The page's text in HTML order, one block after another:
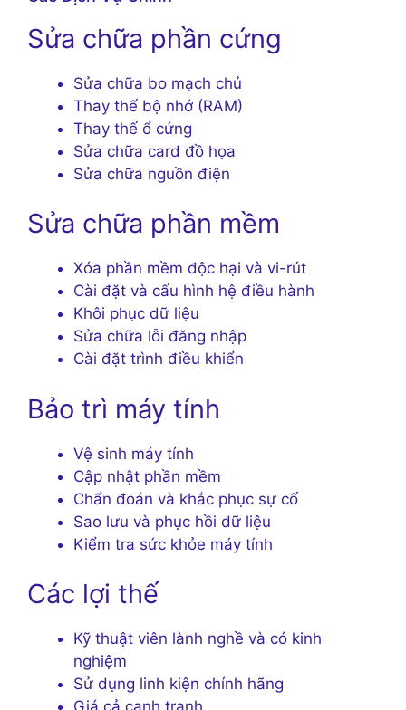
Sửa chữa phần cứng
Sửa chữa bo mạch chủ
Thay thế bộ nhớ (RAM)
Thay thế ổ cứng
Sửa chữa card đồ họa
Sửa chữa nguồn điện
Sửa chữa phần mềm
Xóa phần mềm độc hại và vi-rút
Cài đặt và cấu hình hệ điều hành
Khôi phục dữ liệu
Sửa chữa lỗi đăng nhập
Cài đặt trình điều khiển
Bảo trì máy tính
Vệ sinh máy tính
Cập nhật phần mềm
Chẩn đoán và khắc phục sự cố
Sao lưu và phục hồi dữ liệu
Kiểm tra sức khỏe máy tính
Các lợi thế
Kỹ thuật viên lành nghề và có kinh
nghiệm
Sử dụng linh kiện chính hãng